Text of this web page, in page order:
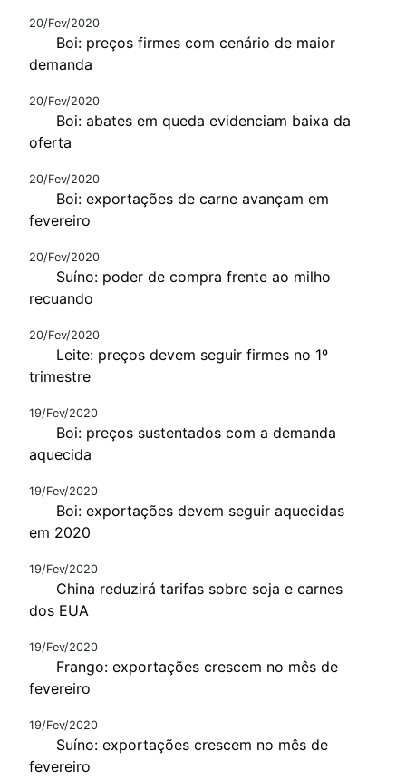
20/Fev/2020
Boi: preços firmes com cenário de maior
demanda
20/Fev/2020
Boi: abates em queda evidenciam baixa da
oferta
20/Fev/2020
Boi: exportações de carne avançam em
fevereiro
20/Fev/2020
Suíno: poder de compra frente ao milho
recuando
20/Fev/2020
Leite: preços devem seguir firmes no 1º
trimestre
19/Fev/2020
Boi: preços sustentados com a demanda
aquecida
19/Fev/2020
Boi: exportações devem seguir aquecidas
em 2020
19/Fev/2020
China reduzirá tarifas sobre soja e carnes
dos EUA
19/Fev/2020
Frango: exportações crescem no mês de
fevereiro
19/Fev/2020
Suíno: exportações crescem no mês de
fevereiro